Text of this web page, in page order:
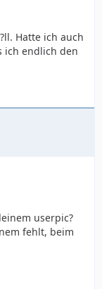
Hatte ich auch
ich endlich den
userpic?
fehlt, beim